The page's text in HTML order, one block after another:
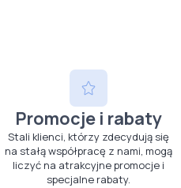
Promocje i rabaty
Stali klienci, którzy zdecydują się
na stałą współpracę z nami, mogą
liczyć na atrakcyjne promocje i
specjalne rabaty.